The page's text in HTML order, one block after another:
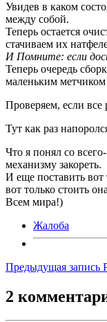
Увидев в каком
между собой.
Теперь остается
стачиваем их
И Помните: если
Теперь очередь
маленьким
Проверяем, если все
Тут как раз
Что я понял со
механизму закореть.
И еще поставить
вот только стоить
Всем мира!)
Жалоба
Предыдущая запись
2